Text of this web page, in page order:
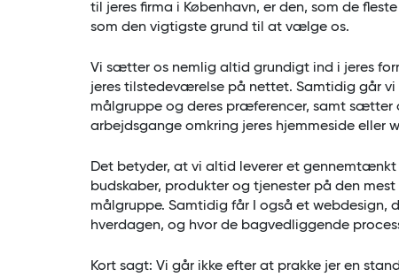
til jeres firma i København, er den, som de
som den vigtigste grund til at vælge os.
Vi sætter os nemlig altid grundigt ind i jeres
jeres tilstedeværelse på nettet. Samtidig går
målgruppe og deres præferencer, samt sætter
arbejdsgange omkring jeres hjemmeside eller
Det betyder, at vi altid leverer et
budskaber, produkter og tjenester på den
målgruppe. Samtidig får I også et webdesign,
hverdagen, og hvor de bagvedliggende
Kort sagt: Vi går ikke efter at prakke jer en